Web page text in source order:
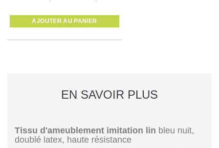
AJOUTER AU PANIER
EN SAVOIR PLUS
Tissu d'ameublement imitation lin bleu nuit,
doublé latex, haute résistance